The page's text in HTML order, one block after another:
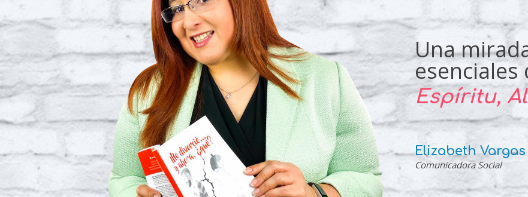
Una
esenciales
Espíritu,
Elizabeth Vargas
Comunicadora Social